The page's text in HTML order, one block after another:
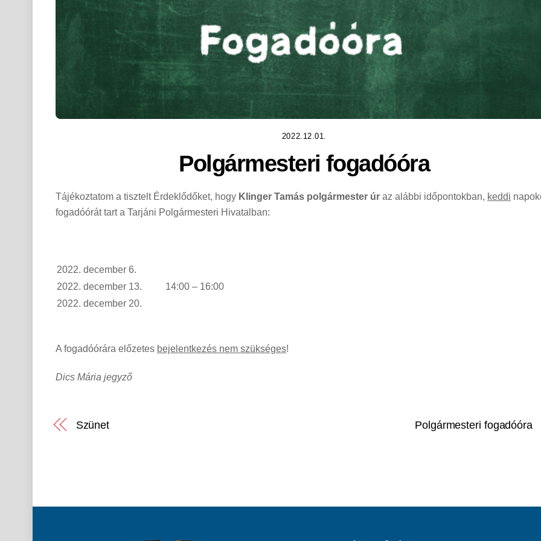
2022.12.01.
Polgármesteri fogadóóra
Tájékoztatom a tisztelt Érdeklődőket, hogy Klinger Tamás polgármester úr az alábbi időpontokban, keddi
fogadóórát tart a Tarjáni Polgármesteri Hivatalban:
2022. december 6.
14:00 – 16:00
2022. december 13.
2022. december 20.
A fogadóórára előzetes bejelentkezés nem szükséges!
Dics Mária jegyző
Szünet Polgármesteri fogadóóra